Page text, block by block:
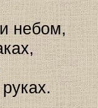
небом,